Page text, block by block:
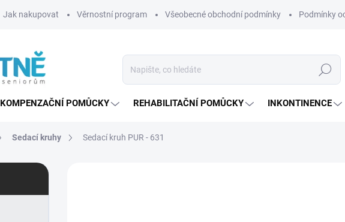
Jak nakupovat Věrnostní program Všeobecné obchodní podmínky Podmínky
Hledat
KOMPENZAČNÍ POMŮCKY REHABILITAČNÍ POMŮCKY INKONTINENCE
Sedací kruhy Sedací kruh PUR - 631